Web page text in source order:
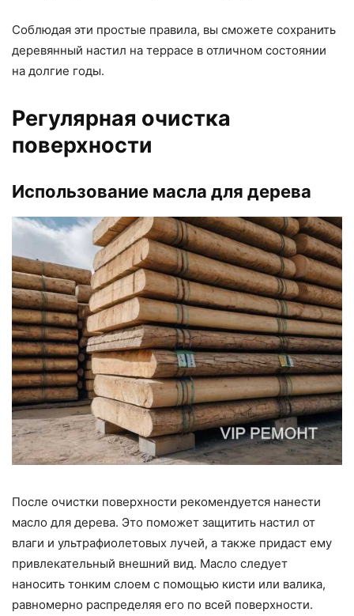
Соблюдая эти простые правила, вы сможете сохранить
деревянный настил на террасе в отличном состоянии
на долгие годы.
Регулярная очистка
поверхности
Использование масла для дерева
После очистки поверхности рекомендуется нанести
масло для дерева. Это поможет защитить настил от
влаги и ультрафиолетовых лучей, а также придаст ему
привлекательный внешний вид. Масло следует
наносить тонким слоем с помощью кисти или валика,
равномерно распределяя его по всей поверхности.